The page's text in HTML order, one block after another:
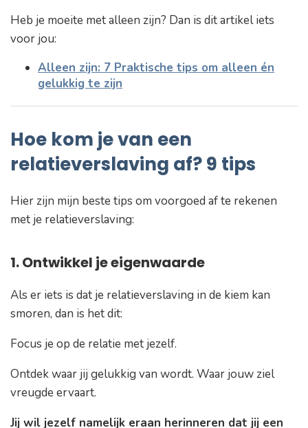
Heb je moeite met alleen zijn? Dan is dit artikel iets
voor jou:
Alleen zijn: 7 Praktische tips om alleen én
gelukkig te zijn
Hoe kom je van een
relatieverslaving af? 9 tips
Hier zijn mijn beste tips om voorgoed af te rekenen
met je relatieverslaving:
1. Ontwikkel je eigenwaarde
Als er iets is dat je relatieverslaving in de kiem kan
smoren, dan is het dit:
Focus je op de relatie met jezelf.
Ontdek waar jij gelukkig van wordt. Waar jouw ziel
vreugde ervaart.
Jij wil jezelf namelijk eraan herinneren dat jij een